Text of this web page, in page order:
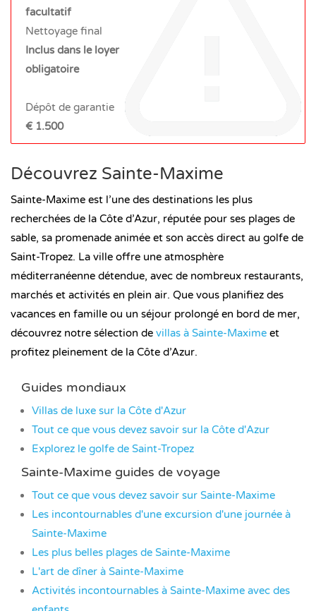
facultatif
Nettoyage final
Inclus dans le loyer
obligatoire
Dépôt de garantie
€ 1.500
Découvrez Sainte-Maxime
Sainte-Maxime est l’une des destinations les plus
recherchées de la Côte d’Azur, réputée pour ses plages de
sable, sa promenade animée et son accès direct au golfe de
Saint-Tropez. La ville offre une atmosphère
méditerranéenne détendue, avec de nombreux restaurants,
marchés et activités en plein air. Que vous planifiez des
vacances en famille ou un séjour prolongé en bord de mer,
découvrez notre sélection de villas à Sainte-Maxime et
profitez pleinement de la Côte d’Azur.
Guides mondiaux
Villas de luxe sur la Côte d'Azur
Tout ce que vous devez savoir sur la Côte d'Azur
Explorez le golfe de Saint-Tropez
Sainte-Maxime guides de voyage
Tout ce que vous devez savoir sur Sainte-Maxime
Les incontournables d'une excursion d'une journée à
Sainte-Maxime
Les plus belles plages de Sainte-Maxime
L'art de dîner à Sainte-Maxime
Activités incontournables à Sainte-Maxime avec des